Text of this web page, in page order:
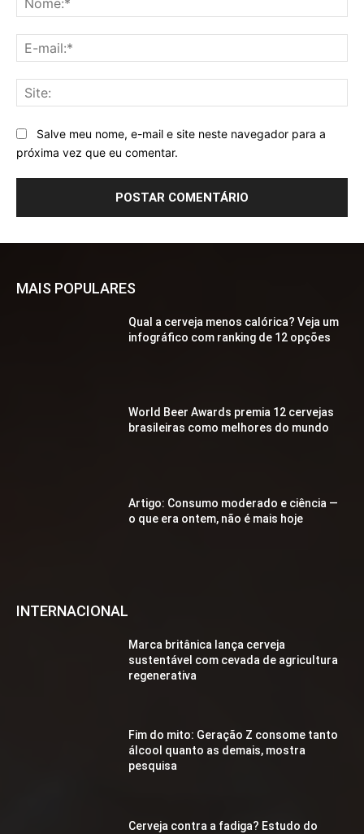
Salve meu nome, e-mail e site neste navegador para a
próxima vez que eu comentar.
MAIS POPULARES
Qual a cerveja menos calórica? Veja um
infográfico com ranking de 12 opções
World Beer Awards premia 12 cervejas
brasileiras como melhores do mundo
Artigo: Consumo moderado e ciência —
o que era ontem, não é mais hoje
INTERNACIONAL
Marca britânica lança cerveja
sustentável com cevada de agricultura
regenerativa
Fim do mito: Geração Z consome tanto
álcool quanto as demais, mostra
pesquisa
Cerveja contra a fadiga? Estudo do